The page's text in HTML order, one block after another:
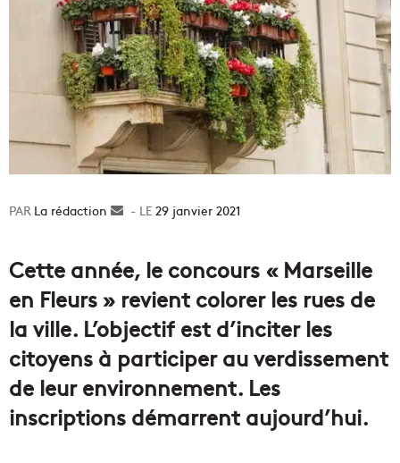
La rédaction
Envoyer29 janvier 2021
Cette année, le concours « Marseille
en Fleurs » revient colorer les rues de
la ville. L’objectif est d’inciter les
citoyens à participer au verdissement
de leur environnement. Les
inscriptions démarrent aujourd’hui.